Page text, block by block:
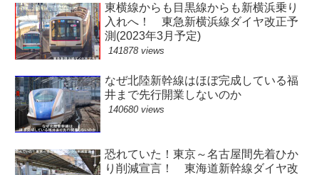
東横線からも目黒線からも新横浜乗り
入れへ！ 東急新横浜線ダイヤ改正予
測(2023年3月予定)
141878 views
なぜ北陸新幹線はほぼ完成している福
井まで先行開業しないのか
140680 views
恐れていた！東京～名古屋間先着ひか
り削減宣言！ 東海道新幹線ダイヤ改